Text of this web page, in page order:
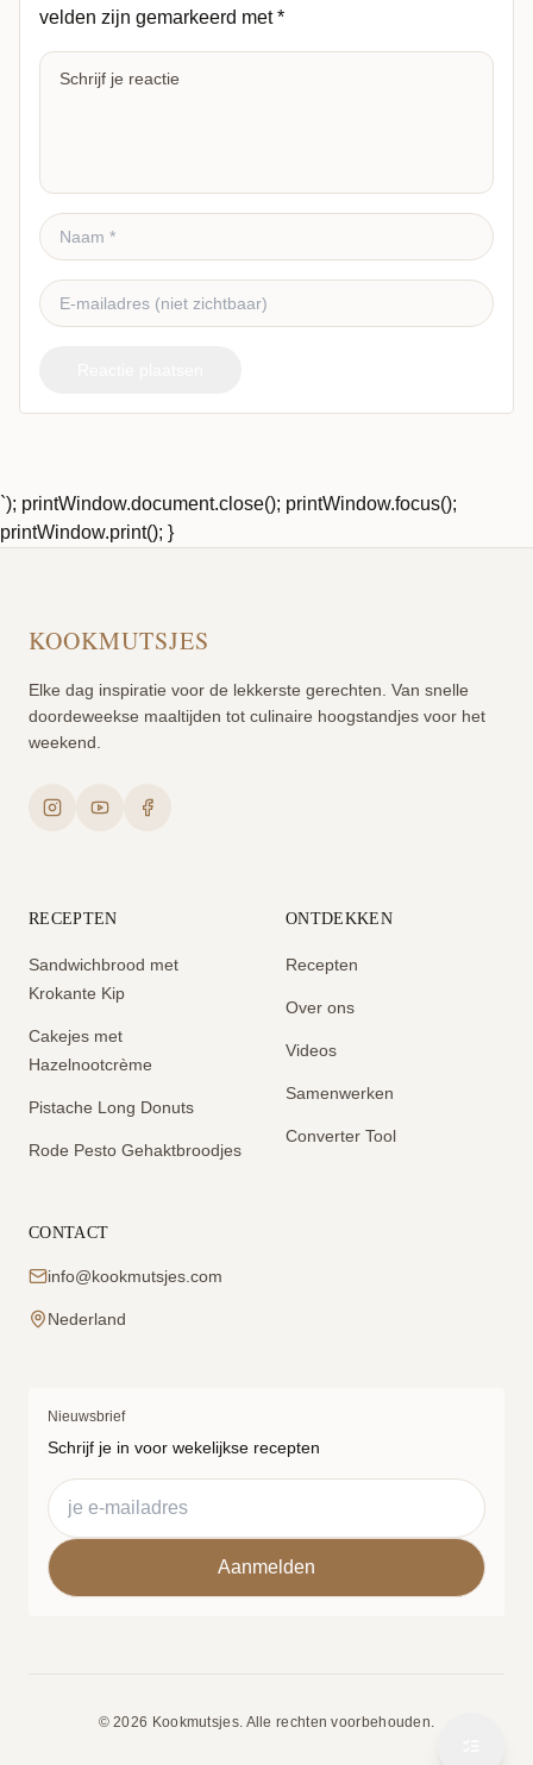
velden zijn gemarkeerd met*
`); printWindow.document.close(); printWindow.focus();
printWindow.print(); }
KOOKMUTSJES
Elke dag inspiratie voor de lekkerste gerechten. Van snelle
doordeweekse maaltijden tot culinaire hoogstandjes voor het
weekend.
RECEPTEN
Sandwichbrood met
Krokante Kip
Cakejes met
Hazelnootcrème
Pistache Long Donuts
Rode Pesto Gehaktbroodjes
ONTDEKKEN
Recepten
Over ons
Videos
Samenwerken
Converter Tool
CONTACT
info@kookmutsjes.com
Nederland
Nieuwsbrief
Schrijf je in voor wekelijkse recepten
© 2026 Kookmutsjes. Alle rechten voorbehouden.